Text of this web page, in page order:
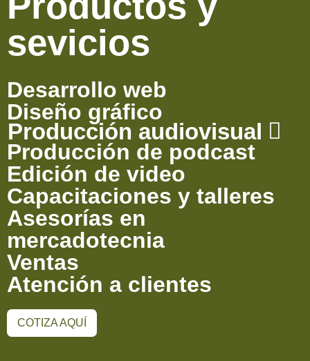
sevicios
Desarrollo web
Diseño gráfico
Producción audiovisual
Producción de podcast
Edición de video
Capacitaciones y talleres
Asesorías en
mercadotecnia
Ventas
Atención a clientes
COTIZA AQUÍ